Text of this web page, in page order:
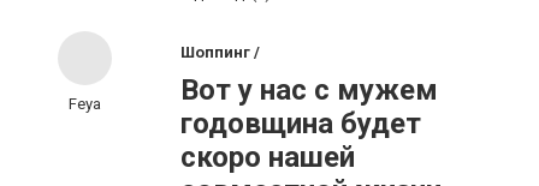
Feya
Шоппинг /
Вот у нас с мужем
годовщина будет
скоро нашей